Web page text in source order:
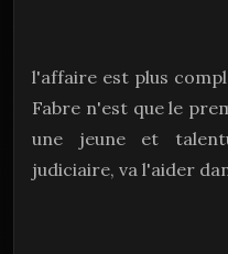
l'affaire est plus
Fabre n'est que le
une jeune et
judiciaire, va l'aider